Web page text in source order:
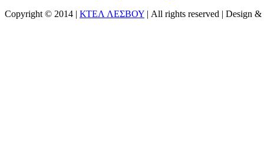
Copyright © 2014 | ΚΤΕΛ ΛΕΣΒΟΥ | All rights reserved | Design &